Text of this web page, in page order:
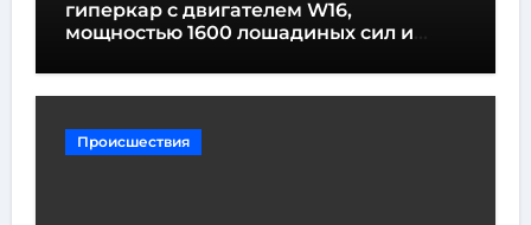
гиперкар с двигателем W16,
мощностью 1600 лошадиных сил и
Происшествия